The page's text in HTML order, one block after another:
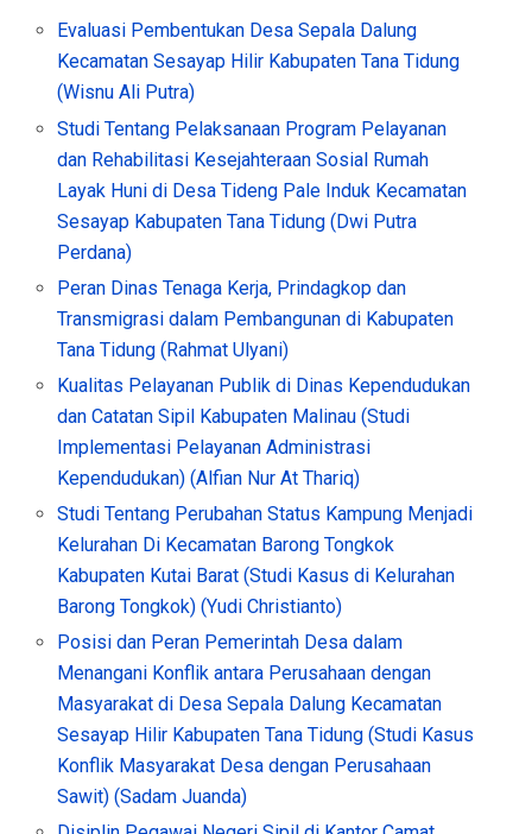
Evaluasi Pembentukan Desa Sepala Dalung
Kecamatan Sesayap Hilir Kabupaten Tana Tidung
(Wisnu Ali Putra)
Studi Tentang Pelaksanaan Program Pelayanan
dan Rehabilitasi Kesejahteraan Sosial Rumah
Layak Huni di Desa Tideng Pale Induk Kecamatan
Sesayap Kabupaten Tana Tidung (Dwi Putra
Perdana)
Peran Dinas Tenaga Kerja, Prindagkop dan
Transmigrasi dalam Pembangunan di Kabupaten
Tana Tidung (Rahmat Ulyani)
Kualitas Pelayanan Publik di Dinas Kependudukan
dan Catatan Sipil Kabupaten Malinau (Studi
Implementasi Pelayanan Administrasi
Kependudukan) (Alfian Nur At Thariq)
Studi Tentang Perubahan Status Kampung Menjadi
Kelurahan Di Kecamatan Barong Tongkok
Kabupaten Kutai Barat (Studi Kasus di Kelurahan
Barong Tongkok) (Yudi Christianto)
Posisi dan Peran Pemerintah Desa dalam
Menangani Konflik antara Perusahaan dengan
Masyarakat di Desa Sepala Dalung Kecamatan
Sesayap Hilir Kabupaten Tana Tidung (Studi Kasus
Konflik Masyarakat Desa dengan Perusahaan
Sawit) (Sadam Juanda)